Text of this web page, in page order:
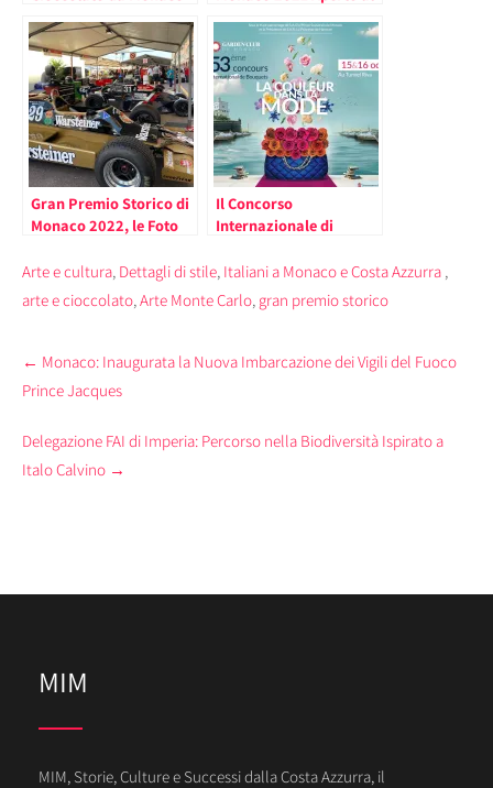
ad Alba
residenti, lavoratori e
ospiti degli hotel)
Gran Premio Storico di
Monaco 2022, le Foto
Il Concorso
Internazionale di
2022 si Ispira al Mondo
della Moda
Arte e cultura, Dettagli di stile, Italiani a Monaco e Costa Azzurra ,
arte e cioccolato,Arte Monte Carlo, gran premio storico
Post
navigation
← Monaco: Inaugurata la Nuova Imbarcazione dei Vigili del Fuoco
Prince Jacques
Delegazione FAI di Imperia: Percorso nella Biodiversità Ispirato a
Italo Calvino →
MIM
MIM, Storie, Culture e Successi dalla Costa Azzurra, il